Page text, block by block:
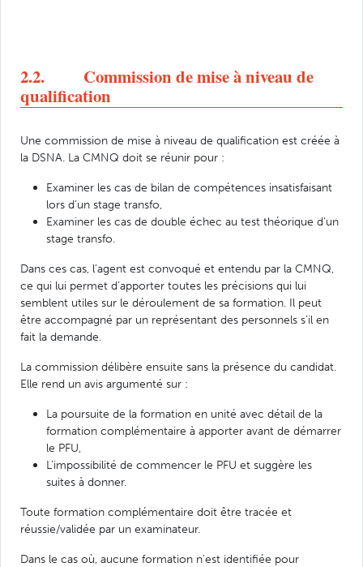
2.2. Commission de mise à niveau de
qualification
Une commission de mise à niveau de qualification est créée à
la DSNA. La CMNQ doit se réunir pour :
Examiner les cas de bilan de compétences insatisfaisant
lors d’un stage transfo,
Examiner les cas de double échec au test théorique d’un
stage transfo.
Dans ces cas, l’agent est convoqué et entendu par la CMNQ,
ce qui lui permet d’apporter toutes les précisions qui lui
semblent utiles sur le déroulement de sa formation. Il peut
être accompagné par un représentant des personnels s’il en
fait la demande.
La commission délibère ensuite sans la présence du candidat.
Elle rend un avis argumenté sur :
La poursuite de la formation en unité avec détail de la
formation complémentaire à apporter avant de démarrer
le PFU,
L’impossibilité de commencer le PFU et suggère les
suites à donner.
Toute formation complémentaire doit être tracée et
réussie/validée par un examinateur.
Dans le cas où, aucune formation n'est identifiée pour